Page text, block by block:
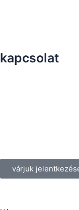
kapcsolat
várjuk